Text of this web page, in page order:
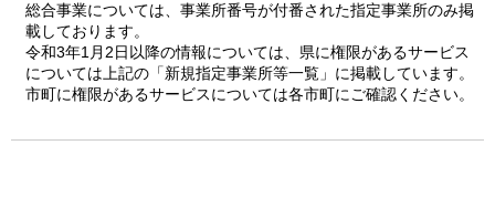
総合事業については、事業所番号が付番された指定事業所のみ掲
載しております。
令和3年1月2日以降の情報については、県に権限があるサービス
については上記の「新規指定事業所等一覧」に掲載しています。
市町に権限があるサービスについては各市町にご確認ください。